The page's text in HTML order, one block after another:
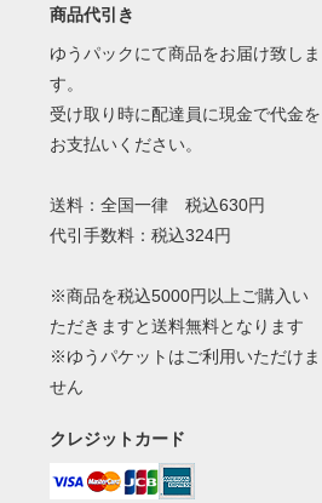
商品代引き
ゆうパックにて商品をお届け致しま
す。
受け取り時に配達員に現金で代金を
お支払いください。
送料：全国一律 税込630円
代引手数料：税込324円
※商品を税込5000円以上ご購入い
ただきますと送料無料となります
※ゆうパケットはご利用いただけま
せん
クレジットカード